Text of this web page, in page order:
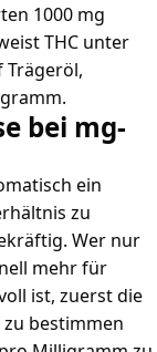
1000 mg
THC unter
Trägeröl,
bei mg-
ein
zu
Wer nur
mehr für
ist, zuerst die
bestimmen